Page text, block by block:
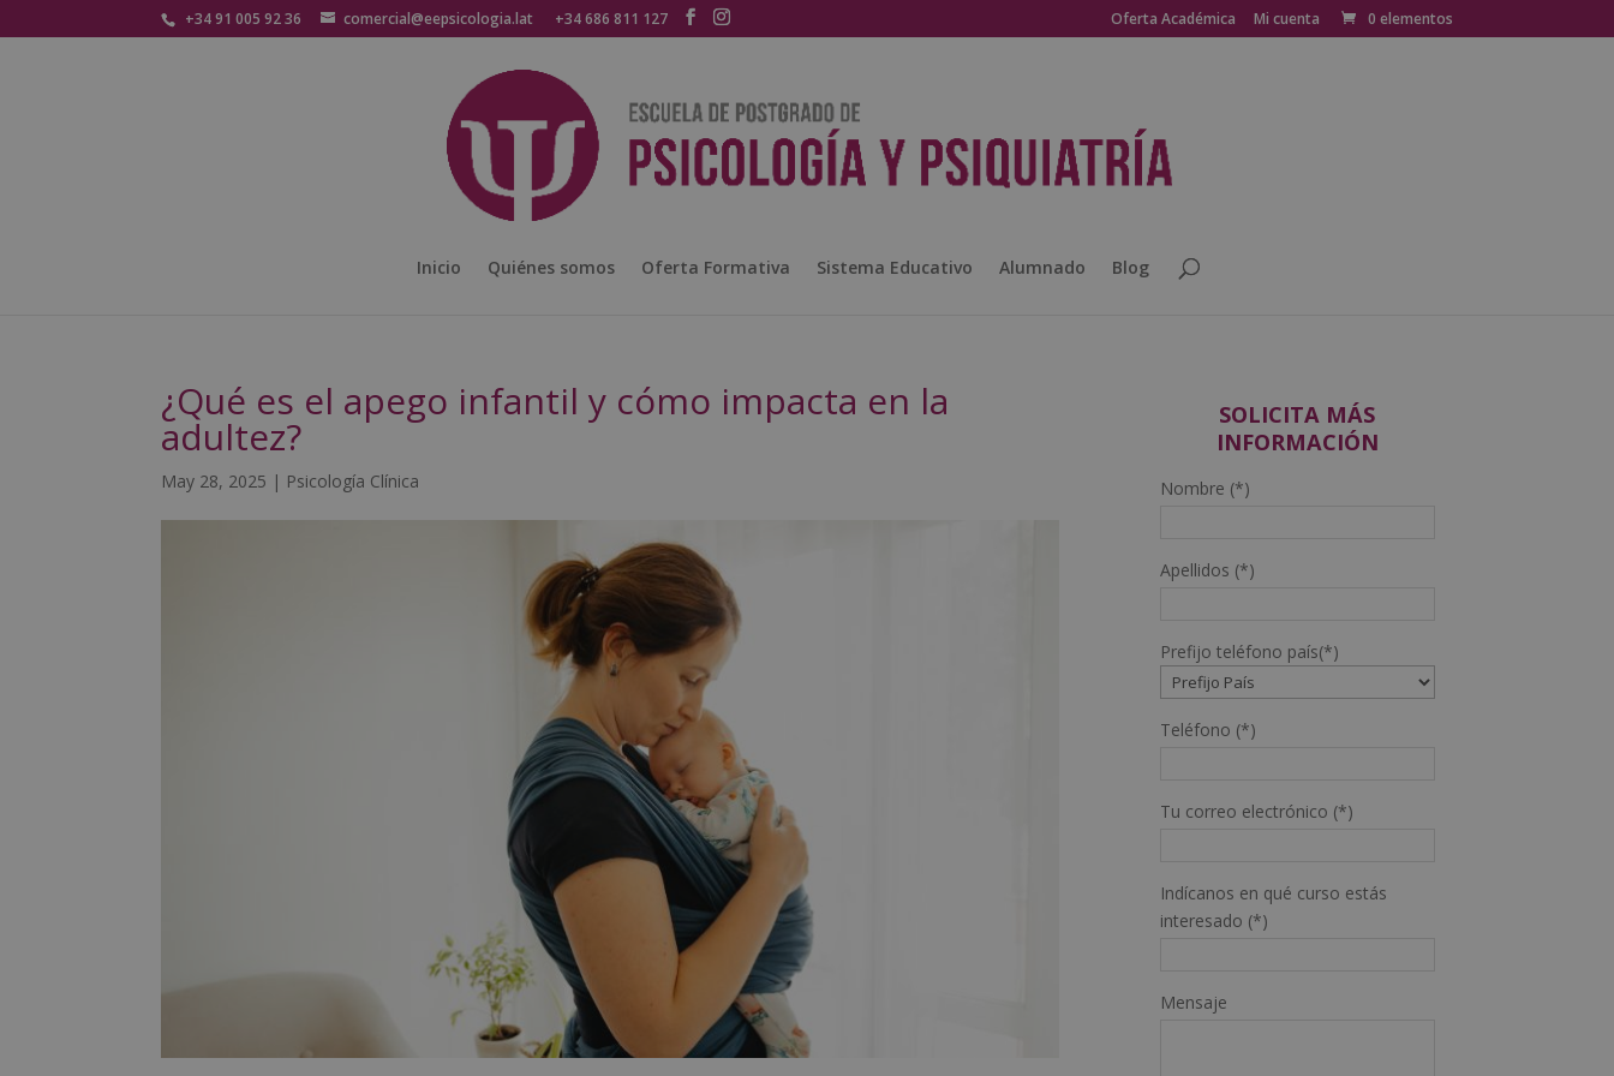
+34 91 005 92 36 comercial@eepsicologia.lat +34 686 811 127 Oferta Académica Mi cuenta 0 elementos
Inicio Quiénes somos Oferta Formativa Sistema Educativo Alumnado Blog
¿Qué es el apego infantil y cómo impacta en la
adultez?
May 28, 2025 | Psicología Clínica
SOLICITA MÁS
INFORMACIÓN
Nombre (*)
Apellidos (*)
Prefijo teléfono país(*)
Teléfono (*)
Tu correo electrónico (*)
Indícanos en qué curso estás
interesado (*)
Mensaje